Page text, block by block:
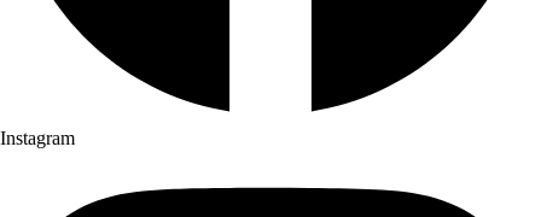
Instagram